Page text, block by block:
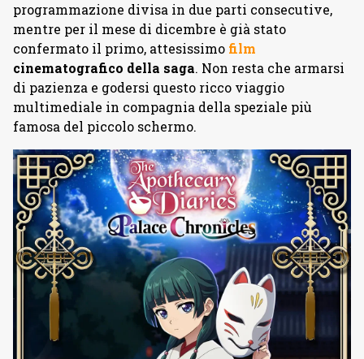
programmazione divisa in due parti consecutive,
mentre per il mese di dicembre è già stato
confermato il primo, attesissimo film
cinematografico della saga. Non resta che armarsi
di pazienza e godersi questo ricco viaggio
multimediale in compagnia della speziale più
famosa del piccolo schermo.